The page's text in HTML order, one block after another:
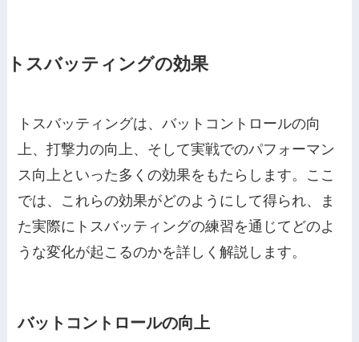
トスバッティングの効果
トスバッティングは、バットコントロールの向
上、打撃力の向上、そして実戦でのパフォーマン
ス向上といった多くの効果をもたらします。ここ
では、これらの効果がどのようにして得られ、ま
た実際にトスバッティングの練習を通じてどのよ
うな変化が起こるのかを詳しく解説します。
バットコントロールの向上